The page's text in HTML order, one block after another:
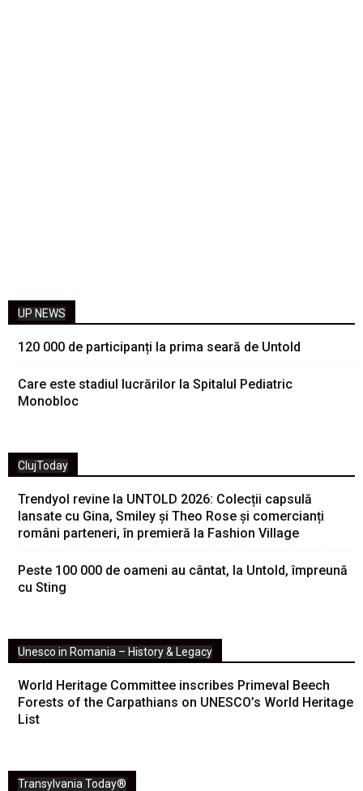
UP NEWS
120 000 de participanți la prima seară de Untold
Care este stadiul lucrărilor la Spitalul Pediatric
Monobloc
ClujToday
Trendyol revine la UNTOLD 2026: Colecții capsulă
lansate cu Gina, Smiley și Theo Rose și comercianți
români parteneri, în premieră la Fashion Village
Peste 100 000 de oameni au cântat, la Untold, împreună
cu Sting
Unesco in Romania – History & Legacy
World Heritage Committee inscribes Primeval Beech
Forests of the Carpathians on UNESCO’s World Heritage
List
Transylvania Today®